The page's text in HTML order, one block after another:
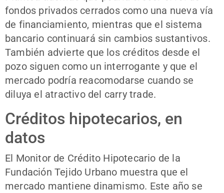
fondos privados cerrados como una nueva vía
de financiamiento, mientras que el sistema
bancario continuará sin cambios sustantivos.
También advierte que los créditos desde el
pozo siguen como un interrogante y que el
mercado podría reacomodarse cuando se
diluya el atractivo del carry trade.
Créditos hipotecarios, en
datos
El Monitor de Crédito Hipotecario de la
Fundación Tejido Urbano muestra que el
mercado mantiene dinamismo. Este año se